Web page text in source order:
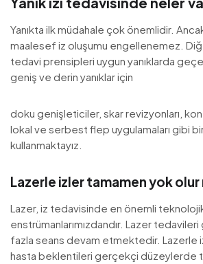
Yanıkta ilk müdahale çok önemlidir.
maalesef iz oluşumu engellenemez.
tedavi prensipleri uygun yanıklarda
geniş ve derin yanıklar için
doku genişleticiler, skar revizyonları,
lokal ve serbest flep uygulamaları gibi
kullanmaktayız.
Lazerle izler tamamen yok olur
Lazer, iz tedavisinde en önemli
enstrümanlarımızdandır. Lazer
fazla seans devam etmektedir. Lazerle
hasta beklentileri gerçekçi düzeylerde